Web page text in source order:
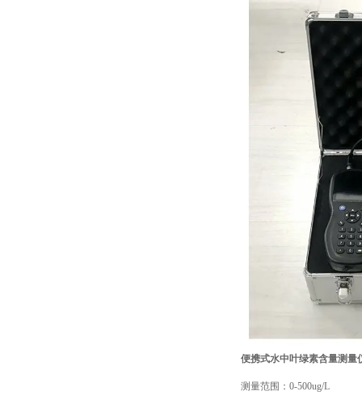
便携式水中叶绿素含量测量
测量范围：0-500ug/L